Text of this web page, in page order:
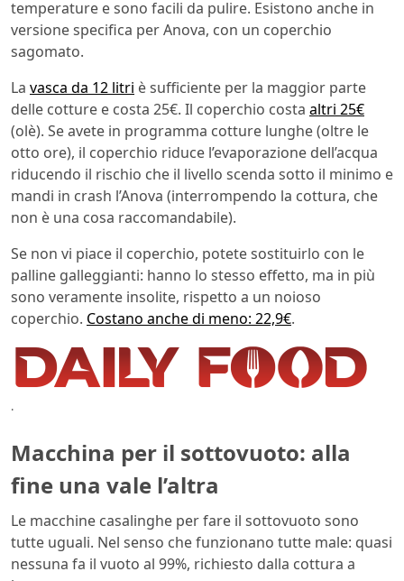
temperature e sono facili da pulire. Esistono anche in
versione specifica per Anova, con un coperchio
sagomato.
La vasca da 12 litri è sufficiente per la maggior parte
delle cotture e costa 25€. Il coperchio costa altri 25€
(olè). Se avete in programma cotture lunghe (oltre le
otto ore), il coperchio riduce l’evaporazione dell’acqua
riducendo il rischio che il livello scenda sotto il minimo e
mandi in crash l’Anova (interrompendo la cottura, che
non è una cosa raccomandabile).
Se non vi piace il coperchio, potete sostituirlo con le
palline galleggianti: hanno lo stesso effetto, ma in più
sono veramente insolite, rispetto a un noioso
coperchio. Costano anche di meno: 22,9€.
.
Macchina per il sottovuoto: alla
fine una vale l’altra
Le macchine casalinghe per fare il sottovuoto sono
tutte uguali. Nel senso che funzionano tutte male: quasi
nessuna fa il vuoto al 99%, richiesto dalla cottura a